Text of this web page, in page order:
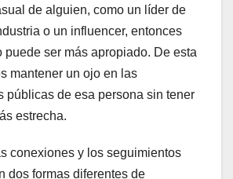
de alguien, como un líder de
o un influencer, entonces
puede ser más apropiado. De esta
mantener un ojo en las
públicas de esa persona sin tener
estrecha.
conexiones y los seguimientos
dos formas diferentes de